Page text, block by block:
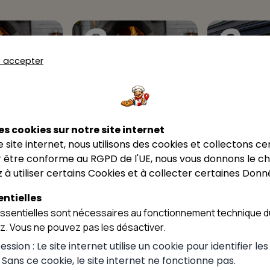
8
Chazey-Bons
9
Culoz-Béon
accepter
cookies sur notre site internet
site internet, nous utilisons des cookies et collectons
conforme au RGPD de l'UE, nous vous donnons le
à utiliser certains Cookies et à collecter certaines
sont nécessaires au fonctionnement technique
Vous ne pouvez pas les désactiver.
: Le site internet utilise un cookie pour identifier les
ce cookie, le site internet ne fonctionne pas.